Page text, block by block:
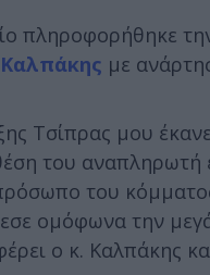
πληροφορήθηκε
Καλπάκης με
Τσίπρας μου
του
του
ομόφωνα την
ο κ. Καλπάκης